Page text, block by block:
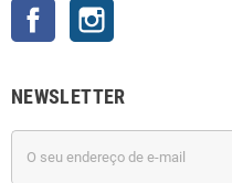
Facebook
NEWSLETTER